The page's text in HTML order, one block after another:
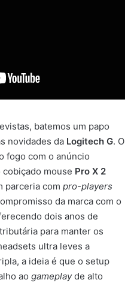
batemos um papo
novidades da Logitech G. O
fogo com o anúncio
cobiçado mouse Pro X 2
parceria com pro-players
da marca com o
dois anos de
para manter os
ultra leves a
a ideia é que o setup
ao gameplayde alto